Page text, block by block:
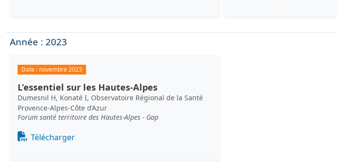
Année : 2023
Date : novembre 2023
L’essentiel sur les Hautes-Alpes
Dumesnil H, Konaté I, Observatoire Régional de la Santé
Provence-Alpes-Côte d’Azur
Forum santé territoire des Hautes-Alpes - Gap
Document
Télécharger